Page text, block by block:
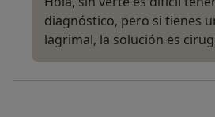
diagnóstico, pero si tienes
lagrimal, la solución es